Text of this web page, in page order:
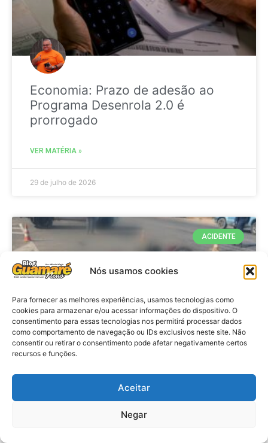
Nós usamos cookies
Para fornecer as melhores experiências, usamos tecnologias como
cookies para armazenar e/ou acessar informações do dispositivo. O
consentimento para essas tecnologias nos permitirá processar dados
como comportamento de navegação ou IDs exclusivos neste site. Não
consentir ou retirar o consentimento pode afetar negativamente certos
recursos e funções.
Aceitar
Negar
Economia: Prazo de adesão ao
Programa Desenrola 2.0 é
prorrogado
VER MATÉRIA »
29 de julho de 2026
ACIDENTE
Acidente: A caminho do trabalho
professora se envolve em
acidente e vai a obito na RN 118
no Alto do Rodrigues, RN